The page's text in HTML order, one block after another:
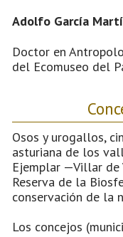
Adolfo García
Doctor en
del Ecomuseo del
Osos y urogallos,
asturiana de los
Ejemplar —Villar
Reserva de la
conservación de la
Los concejos